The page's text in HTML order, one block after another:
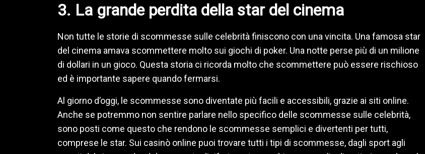
3. La grande perdita della star del cinema
Non tutte le storie di scommesse sulle celebrità finiscono con una vincita. Una famosa star
del cinema amava scommettere molto sui giochi di poker. Una notte perse più di un milione
di dollari in un gioco. Questa storia ci ricorda molto che scommettere può essere rischioso
ed è importante sapere quando fermarsi.
Al giorno d’oggi, le scommesse sono diventate più facili e accessibili, grazie ai siti online.
Anche se potremmo non sentire parlare nello specifico delle scommesse sulle celebrità,
sono posti come questo che rendono le scommesse semplici e divertenti per tutti,
comprese le star. Sui casinò online puoi trovare tutti i tipi di scommesse, dagli sport agli